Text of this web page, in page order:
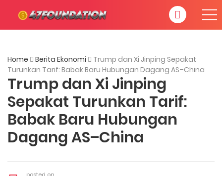
Home Berita Ekonomi
Trump dan Xi Jinping Sepakat
Turunkan Tarif: Babak Baru Hubungan Dagang AS–China
Trump dan Xi Jinping
Sepakat Turunkan Tarif:
Babak Baru Hubungan
Dagang AS–China